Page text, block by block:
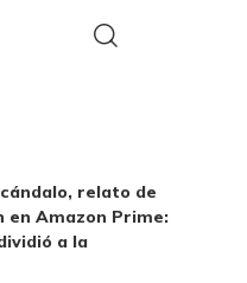
relato de
en Amazon Prime:
a la